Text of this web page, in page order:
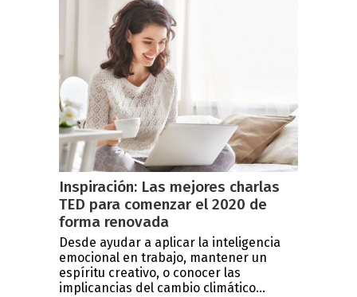
Inspiración: Las mejores charlas
TED para comenzar el 2020 de
forma renovada
Desde ayudar a aplicar la inteligencia
emocional en trabajo, mantener un
espíritu creativo, o conocer las
implicancias del cambio climático...